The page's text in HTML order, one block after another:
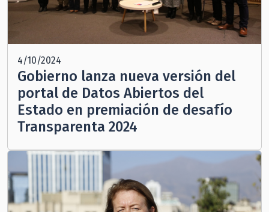
4/10/2024
Gobierno lanza nueva versión del
portal de Datos Abiertos del
Estado en premiación de desafío
Transparenta 2024